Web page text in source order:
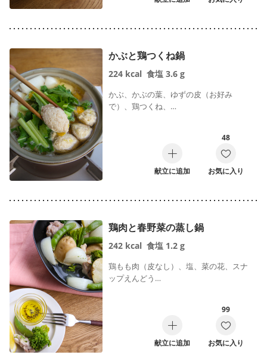
かぶと鶏つくね鍋
224 kcal 食塩 3.6 g
かぶ、かぶの葉、ゆずの皮（お好み
で）、鶏つくね、…
献立に追加
48
お気に入り
鶏肉と春野菜の蒸し鍋
242 kcal 食塩 1.2 g
鶏もも肉（皮なし）、塩、菜の花、スナ
ップえんどう…
献立に追加
99
お気に入り